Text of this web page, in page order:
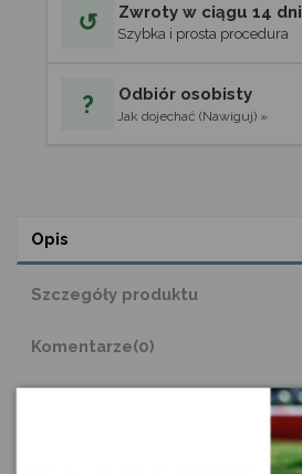
↺ Zwroty w ciągu 14 dni
Szybka i prosta procedura
? Odbiór osobisty
Jak dojechać (Nawiguj) »
Opis
Szczegóły produktu
Komentarze(0)